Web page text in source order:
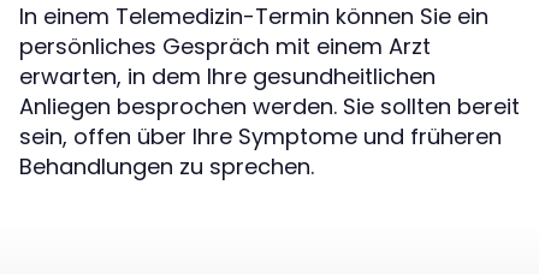
In einem Telemedizin-Termin können Sie ein
persönliches Gespräch mit einem Arzt
erwarten, in dem Ihre gesundheitlichen
Anliegen besprochen werden. Sie sollten bereit
sein, offen über Ihre Symptome und früheren
Behandlungen zu sprechen.